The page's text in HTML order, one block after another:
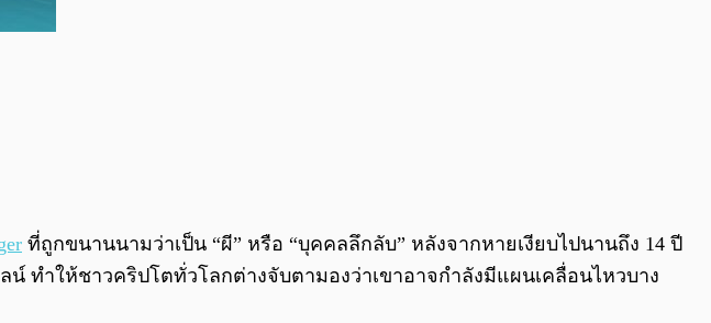
0:00 0:00
ที่ถูกขนานนามว่าเป็น “ผี” หรือ “บุคคลลึกลับ” หลังจากหายเงียบไปนานถึง 14 ปี
ทำให้ชาวคริปโตทั่วโลกต่างจับตามองว่าเขาอาจกำลังมีแผนเคลื่อนไหวบาง